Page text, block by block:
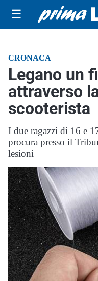
☰
CRONACA
Legano un
attraverso
scooterista
I due ragazzi di 16 e
procura presso il
lesioni